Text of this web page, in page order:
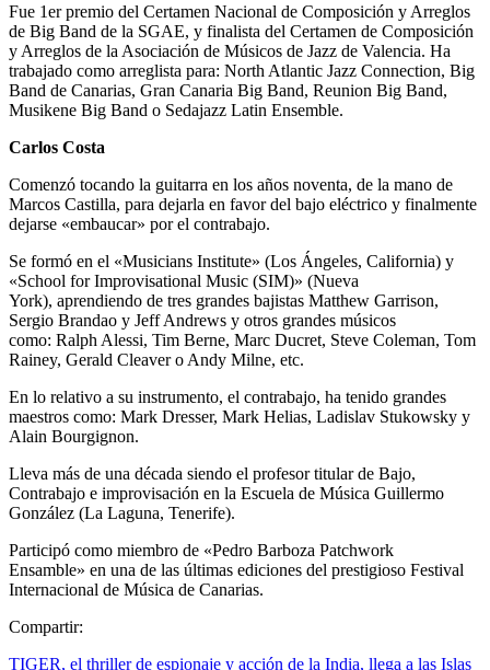
Fue 1er premio del Certamen Nacional de Composición y Arreglos
de Big Band de la SGAE, y finalista del Certamen de Composición
y Arreglos de la Asociación de Músicos de Jazz de Valencia. Ha
trabajado como arreglista para: North Atlantic Jazz Connection, Big
Band de Canarias, Gran Canaria Big Band, Reunion Big Band,
Musikene Big Band o Sedajazz Latin Ensemble.
Carlos Costa
Comenzó tocando la guitarra en los años noventa, de la mano de
Marcos Castilla, para dejarla en favor del bajo eléctrico y finalmente
dejarse «embaucar» por el contrabajo.
Se formó en el «Musicians Institute» (Los Ángeles, California) y
«School for Improvisational Music (SIM)» (Nueva
York), aprendiendo de tres grandes bajistas Matthew Garrison,
Sergio Brandao y Jeff Andrews y otros grandes músicos
como: Ralph Alessi, Tim Berne, Marc Ducret, Steve Coleman, Tom
Rainey, Gerald Cleaver o Andy Milne, etc.
En lo relativo a su instrumento, el contrabajo, ha tenido grandes
maestros como: Mark Dresser, Mark Helias, Ladislav Stukowsky y
Alain Bourgignon.
Lleva más de una década siendo el profesor titular de Bajo,
Contrabajo e improvisación en la Escuela de Música Guillermo
González (La Laguna, Tenerife).
Participó como miembro de «Pedro Barboza Patchwork
Ensamble» en una de las últimas ediciones del prestigioso Festival
Internacional de Música de Canarias.
Compartir:
TIGER, el thriller de espionaje y acción de la India, llega a las Islas